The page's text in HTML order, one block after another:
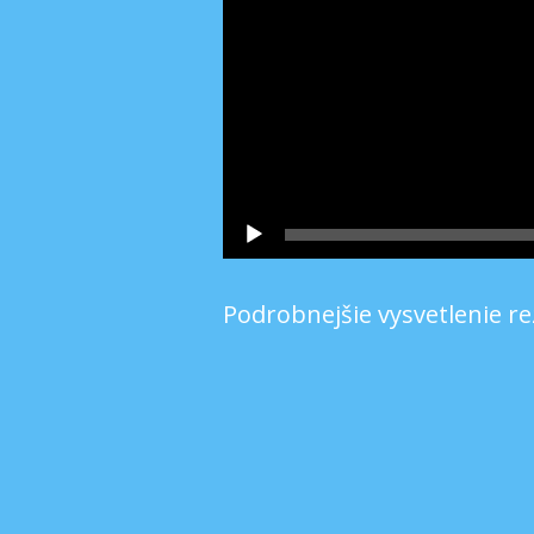
Podrobnejšie vysvetlenie